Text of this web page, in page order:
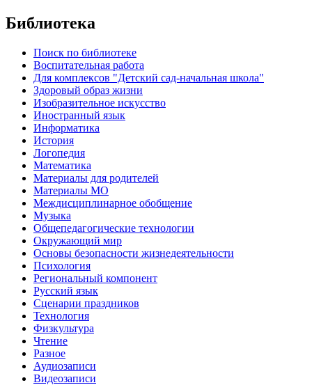
Библиотека
Поиск по библиотеке
Воспитательная работа
Для комплексов "Детский сад-начальная школа"
Здоровый образ жизни
Изобразительное искусство
Иностранный язык
Информатика
История
Логопедия
Математика
Материалы для родителей
Материалы МО
Междисциплинарное обобщение
Музыка
Общепедагогические технологии
Окружающий мир
Основы безопасности жизнедеятельности
Психология
Региональный компонент
Русский язык
Сценарии праздников
Технология
Физкультура
Чтение
Разное
Аудиозаписи
Видеозаписи